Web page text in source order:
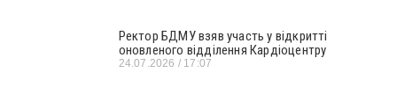
Ректор БДМУ взяв участь у відкритті
оновленого відділення Кардіоцентру
24.07.2026 17:07